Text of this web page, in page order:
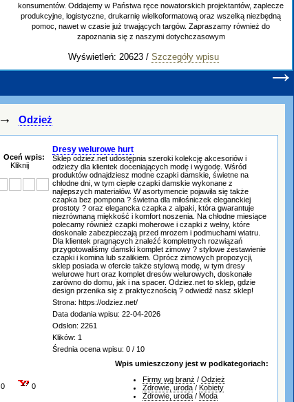
konsumentów. Oddajemy w Państwa ręce nowatorskich projektantów, zaplecze
produkcyjne, logistyczne, drukarnię wielkoformatową oraz wszelką niezbędną
pomoc, nawet w czasie już trwających targów. Zapraszamy również do
zapoznania się z naszymi dotychczasowym
Wyświetleń: 20623 / Szczegóły wpisu
→
→ Odzież
Oceń wpis:
Kliknij
Dresy welurowe hurt
Sklep odziez.net udostępnia szeroki kolekcję akcesoriów i
odzieży dla klientek doceniających modę i wygodę. Wśród
produktów odnajdziesz modne czapki damskie, świetne na
chłodne dni, w tym ciepłe czapki damskie wykonane z
najlepszych materiałów. W asortymencie pojawiła się także
czapka bez pompona ? świetna dla miłośniczek eleganckiej
prostoty ? oraz elegancka czapka z alpaki, która gwarantuje
niezrównaną miękkość i komfort noszenia. Na chłodne miesiące
polecamy również czapki moherowe i czapki z wełny, które
doskonale zabezpieczają przed mrozem i podmuchami wiatru.
Dla klientek pragnących znaleźć kompletnych rozwiązań
przygotowaliśmy damski komplet zimowy ? stylowe zestawienie
czapki i komina lub szalikiem. Oprócz zimowych propozycji,
sklep posiada w ofercie także stylową modę, w tym dresy
welurowe hurt oraz komplet dresów welurowych, doskonałe
zarówno do domu, jak i na spacer. Odziez.net to sklep, gdzie
design przenika się z praktycznością ? odwiedź nasz sklep!
Strona: https://odziez.net/
Data dodania wpisu: 22-04-2026
Odsłon: 2261
Klików: 1
Średnia ocena wpisu: 0 / 10
0 0
Wpis umieszczony jest w podkategoriach:
Firmy wg branż / Odzież
Zdrowie, uroda / Kobiety
Zdrowie, uroda / Moda